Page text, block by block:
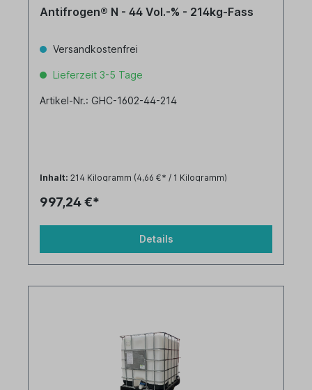
Antifrogen® N - 44 Vol.-% - 214kg-Fass
Versandkostenfrei
Lieferzeit 3-5 Tage
Artikel-Nr.: GHC-1602-44-214
Inhalt: 214 Kilogramm (4,66 €* / 1 Kilogramm)
997,24 €*
Details